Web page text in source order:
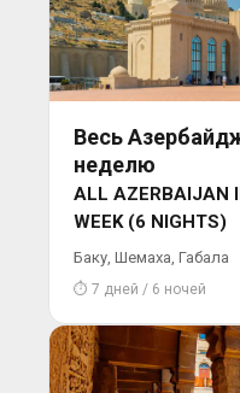
Весь
неделю
ALL AZERBAIJAN
WEEK (6 NIGHTS)
Баку, Шемаха, Габала
⏱ 7 дней / 6 ночей
Актуальные
предложения